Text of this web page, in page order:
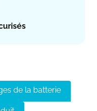
de la batterie